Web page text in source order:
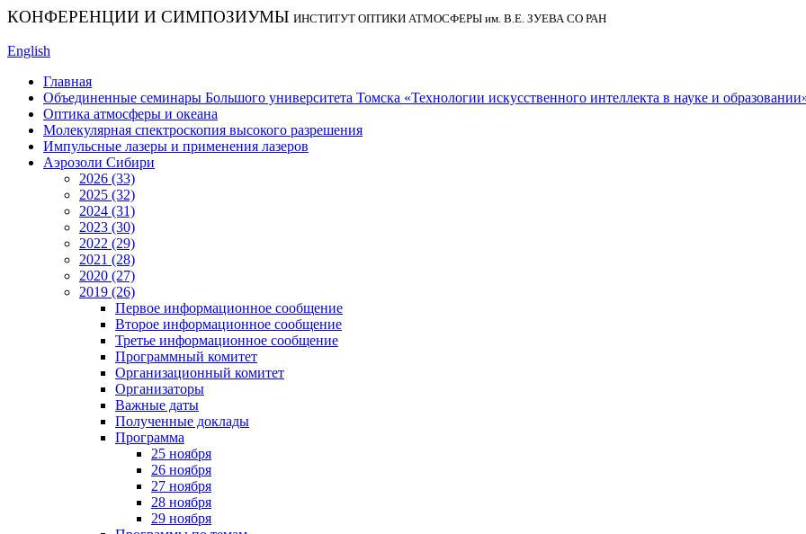
КОНФЕРЕНЦИИ И СИМПОЗИУМЫ ИНСТИТУТ ОПТИКИ АТМОСФЕРЫ им. В.Е. ЗУЕВА СО РАН
English
Главная
Объединенные семинары Большого университета Томска «Технологии искусственного интеллекта в науке и
Оптика атмосферы и океана
Молекулярная спектроскопия высокого разрешения
Импульсные лазеры и применения лазеров
Аэрозоли Сибири
2026 (33)
2025 (32)
2024 (31)
2023 (30)
2022 (29)
2021 (28)
2020 (27)
2019 (26)
Первое информационное сообщение
Второе информационное сообщение
Третье информационное сообщение
Программный комитет
Организационный комитет
Организаторы
Важные даты
Полученные доклады
Программа
25 ноября
26 ноября
27 ноября
28 ноября
29 ноября